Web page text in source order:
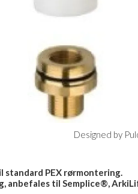
Designed by
PEX rørmontering.
anbefales til Semplice®,